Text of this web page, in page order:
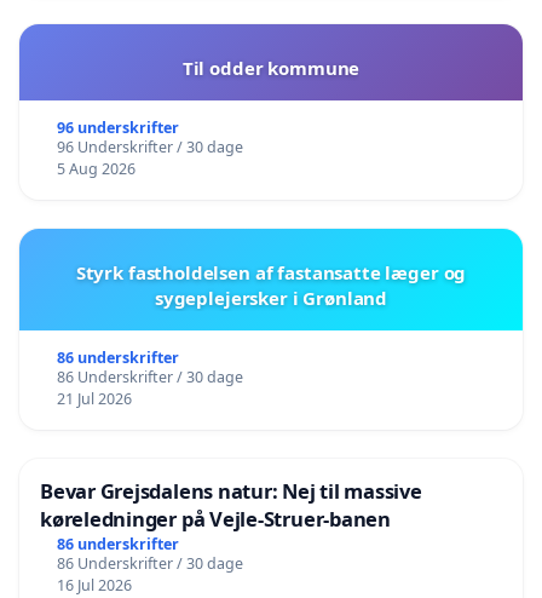
Til odder kommune
96 underskrifter
96 Underskrifter / 30 dage
5 Aug 2026
Styrk fastholdelsen af fastansatte læger og
sygeplejersker i Grønland
86 underskrifter
86 Underskrifter / 30 dage
21 Jul 2026
Bevar Grejsdalens natur: Nej til massive
køreledninger på Vejle-Struer-banen
86 underskrifter
86 Underskrifter / 30 dage
16 Jul 2026